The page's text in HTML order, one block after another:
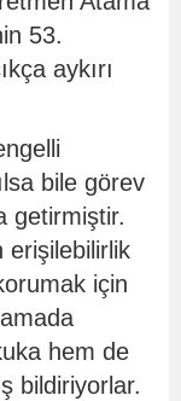
53.
aykırı
bile görev
getirmiştir.
erişilebilirlik
için
hem de
bildiriyorlar.